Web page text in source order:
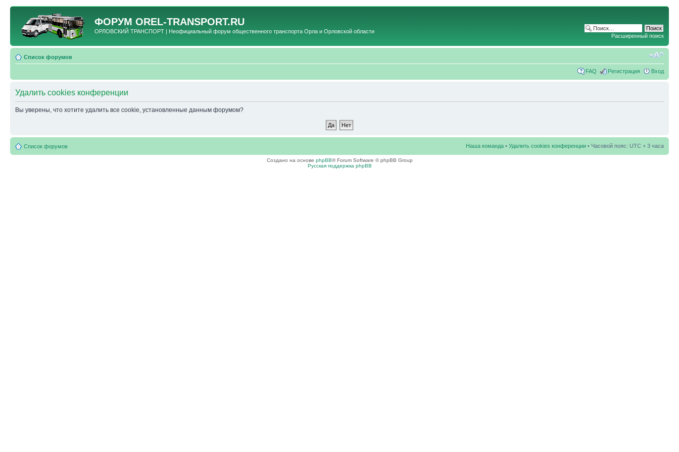
ФОРУМ OREL-TRANSPORT.RU
ОРЛОВСКИЙ ТРАНСПОРТ | Неофициальный форум общественного транспорта Орла и Орловской области
Расширенный поиск
Список форумов
FAQ Регистрация Вход
Удалить cookies конференции
Вы уверены, что хотите удалить все cookie, установленные данным форумом?
Список форумов Наша команда • Удалить cookies конференции • Часовой пояс: UTC + 3 часа
Создано на основе phpBB® Forum Software © phpBB Group
Русская поддержка phpBB